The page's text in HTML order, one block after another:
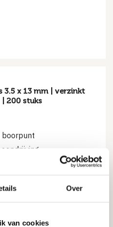
Over
van cookies
3.5 x 13 mm | verzinkt
| 200 stuks
boorpunt